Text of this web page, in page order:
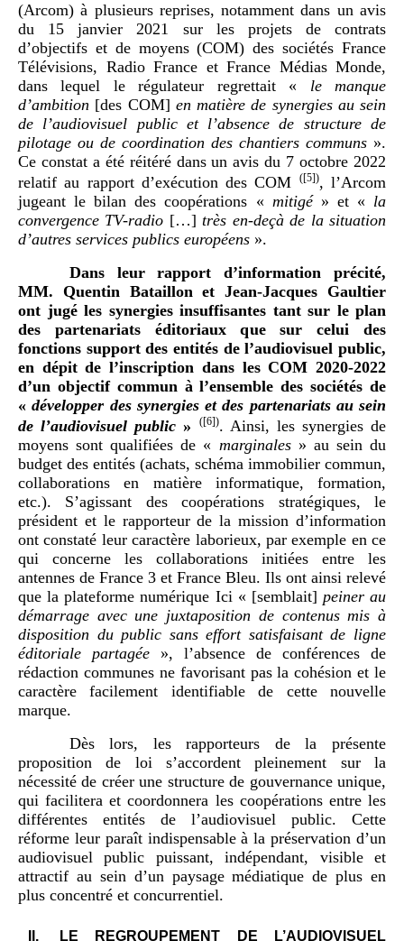
(Arcom) à plusieurs reprises, notamment dans un avis
du 15 janvier 2021 sur les projets de contrats
d’objectifs et de moyens (COM) des sociétés France
Télévisions, Radio France et France Médias Monde,
dans lequel le régulateur regrettait « le manque
d’ambition [des COM] en matière de synergies au sein
de l’audiovisuel public et l’absence de structure de
pilotage ou de coordination des chantiers communs ».
Ce constat a été réitéré dans un avis du 7 octobre 2022
relatif au rapport d’exécution des COM
([5]), l’Arcom
jugeant le bilan des coopérations « mitigé» et « la
convergence TV-radio […] très en-deçà de la situation
d’autres services publics européens ».
Dans leur rapport d’information précité,
MM. Quentin Bataillon et Jean-Jacques Gaultier
ont jugé les synergies insuffisantes tant sur le plan
des partenariats éditoriaux que sur celui des
fonctions support des entités de l’audiovisuel public,
en dépit de l’inscription dans les COM 2020-2022
d’un objectif commun à l’ensemble des sociétés de
« développer des synergies et des partenariats au sein
de l’audiovisuel public » ([6]). Ainsi, les synergies de
moyens sont qualifiées de « marginales» au sein du
budget des entités (achats, schéma immobilier commun,
collaborations en matière informatique, formation,
etc.). S’agissant des coopérations stratégiques, le
président et le rapporteur de la mission d’information
ont constaté leur caractère laborieux, par exemple en ce
qui concerne les collaborations initiées entre les
antennes de France 3 et France Bleu. Ils ont ainsi relevé
que la plateforme numérique Ici « [semblait] peiner au
démarrage avec une juxtaposition de contenus mis à
disposition du public sans effort satisfaisant de ligne
éditoriale partagée », l’absence de conférences de
rédaction communes ne favorisant pas la cohésion et le
caractère facilement identifiable de cette nouvelle
marque.
Dès lors, les rapporteurs de la présente
proposition de loi s’accordent pleinement sur la
nécessité de créer une structure de gouvernance unique,
qui facilitera et coordonnera les coopérations entre les
différentes entités de l’audiovisuel public. Cette
réforme leur paraît indispensable à la préservation d’un
audiovisuel public puissant, indépendant, visible et
attractif au sein d’un paysage médiatique de plus en
plus concentré et concurrentiel.
LE REGROUPEMENT DE L’AUDIOVISUEL